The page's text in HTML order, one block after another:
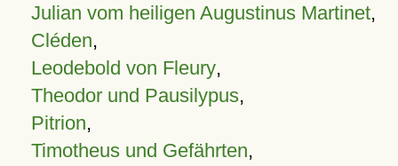
Julian vom heiligen Augustinus Martinet,
Cléden,
Leodebold von Fleury,
Theodor und Pausilypus,
Pitrion,
Timotheus und Gefährten,